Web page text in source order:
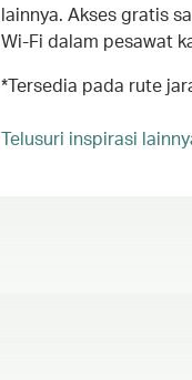
lainnya. Akses gratis
Wi-Fi dalam pesawat
*Tersedia pada rute
Telusuri inspirasi